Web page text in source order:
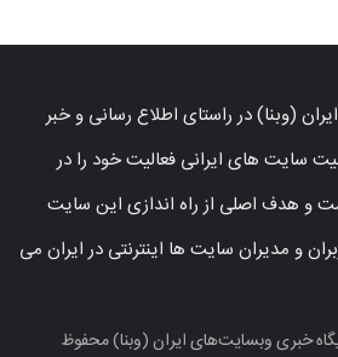
(وبنا) در راستای اطلاع رسانی و خبر
سایت های ایرانی فعالیت خود را در
کرده است و هدف اصلی از راه اندازی این سایت
و مدیران سایت ها اینترنتی در ایران می
خبری وبسایت‌های ایران (وبنا) محفوظ